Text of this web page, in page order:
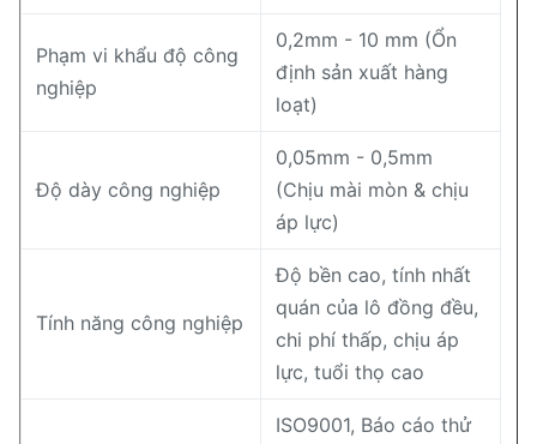
Phạm vi khẩu độ công
nghiệp
0,2mm - 10 mm (Ổn
định sản xuất hàng
loạt)
Độ dày công nghiệp
0,05mm - 0,5mm
(Chịu mài mòn & chịu
áp lực)
Tính năng công nghiệp
Độ bền cao, tính nhất
quán của lô đồng đều,
chi phí thấp, chịu áp
lực, tuổi thọ cao
ISO9001, Báo cáo thử